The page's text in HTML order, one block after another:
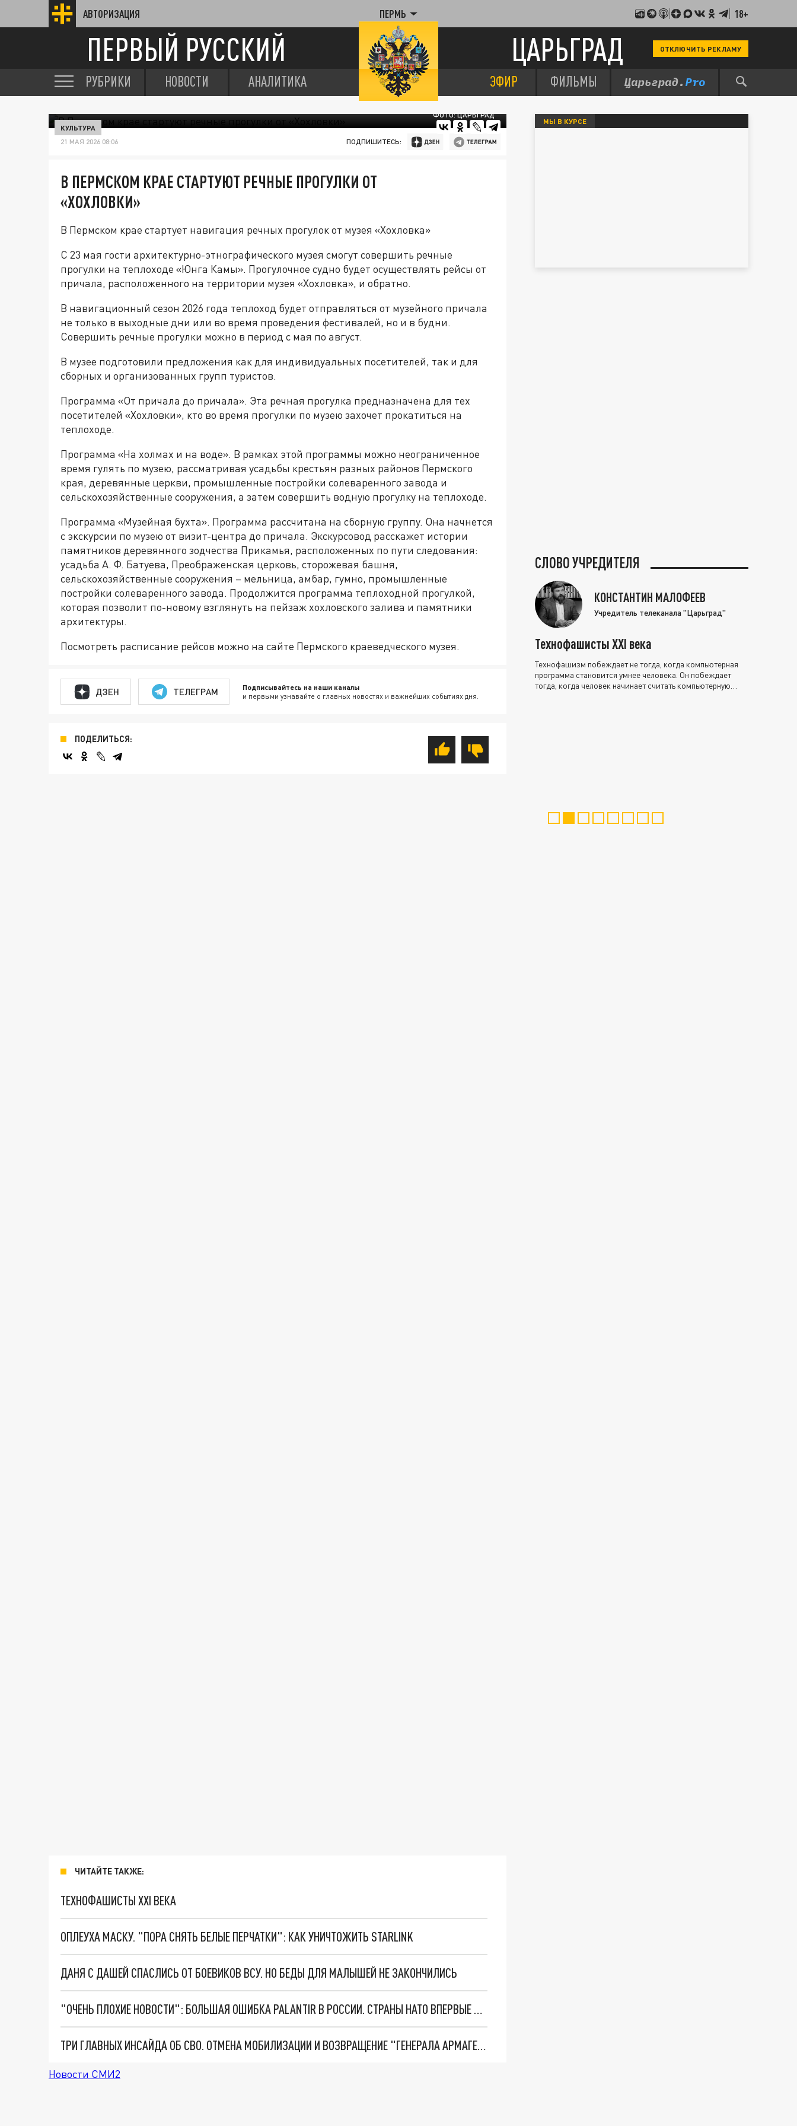
АВТОРИЗАЦИЯ ПЕРМЬ 18+
ПЕРВЫЙ РУССКИЙ ЦАРЬГРАД ОТКЛЮЧИТЬ РЕКЛАМУ
РУБРИКИ НОВОСТИ АНАЛИТИКА ЭФИР ФИЛЬМЫ
ФОТО: ЦАРЬГРАД
КУЛЬТУРА
21 МАЯ 2026 08:06 ПОДПИШИТЕСЬ:
В ПЕРМСКОМ КРАЕ СТАРТУЮТ РЕЧНЫЕ ПРОГУЛКИ ОТ
«ХОХЛОВКИ»
В Пермском крае стартует навигация речных прогулок от музея «Хохловка»
С 23 мая гости архитектурно-этнографического музея смогут совершить речные
прогулки на теплоходе «Юнга Камы». Прогулочное судно будет осуществлять рейсы от
причала, расположенного на территории музея «Хохловка», и обратно.
В навигационный сезон 2026 года теплоход будет отправляться от музейного причала
не только в выходные дни или во время проведения фестивалей, но и в будни.
Совершить речные прогулки можно в период с мая по август.
В музее подготовили предложения как для индивидуальных посетителей, так и для
сборных и организованных групп туристов.
Программа «От причала до причала». Эта речная прогулка предназначена для тех
посетителей «Хохловки», кто во время прогулки по музею захочет прокатиться на
теплоходе.
Программа «На холмах и на воде». В рамках этой программы можно неограниченное
время гулять по музею, рассматривая усадьбы крестьян разных районов Пермского
края, деревянные церкви, промышленные постройки солеваренного завода и
сельскохозяйственные сооружения, а затем совершить водную прогулку на теплоходе.
Программа «Музейная бухта». Программа рассчитана на сборную группу. Она начнется
с экскурсии по музею от визит-центра до причала. Экскурсовод расскажет истории
памятников деревянного зодчества Прикамья, расположенных по пути следования:
усадьба А. Ф. Батуева, Преображенская церковь, сторожевая башня,
сельскохозяйственные сооружения – мельница, амбар, гумно, промышленные
постройки солеваренного завода. Продолжится программа теплоходной прогулкой,
которая позволит по-новому взглянуть на пейзаж хохловского залива и памятники
архитектуры.
Посмотреть расписание рейсов можно на сайте Пермского краеведческого музея.
ДЗЕН ТЕЛЕГРАМ Подписывайтесь на наши каналы
и первыми узнавайте о главных новостях и важнейших событиях дня.
ПОДЕЛИТЬСЯ:
ЧИТАЙТЕ ТАКЖЕ:
ТЕХНОФАШИСТЫ XXI ВЕКА
ОПЛЕУХА МАСКУ. "ПОРА СНЯТЬ БЕЛЫЕ ПЕРЧАТКИ": КАК УНИЧТОЖИТЬ STARLINK
ДАНЯ С ДАШЕЙ СПАСЛИСЬ ОТ БОЕВИКОВ ВСУ. НО БЕДЫ ДЛЯ МАЛЫШЕЙ НЕ ЗАКОНЧИЛИСЬ
"ОЧЕНЬ ПЛОХИЕ НОВОСТИ": БОЛЬШАЯ ОШИБКА PALANTIR В РОССИИ. СТРАНЫ НАТО ВПЕРВЫЕ ЗА СВО ОСТАНОВИЛИ ПОСТАВКИ ОРУЖИЯ. ВСУ ТЕРЯЮТ ПРИГРАНИЧЬЕ?
ТРИ ГЛАВНЫХ ИНСАЙДА ОБ СВО. ОТМЕНА МОБИЛИЗАЦИИ И ВОЗВРАЩЕНИЕ "ГЕНЕРАЛА АРМАГЕДДОНА"? ОТЛИЧНЫЕ НОВОСТИ, КОТОРЫЕ ЖДАЛИ ВСЕ
Новости СМИ2
МЫ В КУРСЕ
СЛОВО УЧРЕДИТЕЛЯ
КОНСТАНТИН МАЛОФЕЕВ
Учредитель телеканала "Царьград"
Технофашисты XXI века
Технофашизм побеждает не тогда, когда компьютерная
программа становится умнее человека. Он побеждает
тогда, когда человек начинает считать компьютерную